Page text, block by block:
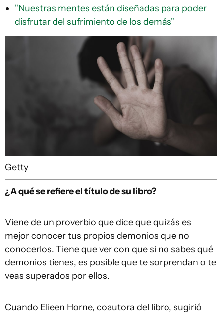
"Nuestras mentes están diseñadas para poder
disfrutar del sufrimiento de los demás"
Getty
¿A qué se refiere el título de su libro?
Viene de un proverbio que dice que quizás es
mejor conocer tus propios demonios que no
conocerlos. Tiene que ver con que si no sabes qué
demonios tienes, es posible que te sorprendan o te
veas superados por ellos.
Cuando Elieen Horne, coautora del libro, sugirió